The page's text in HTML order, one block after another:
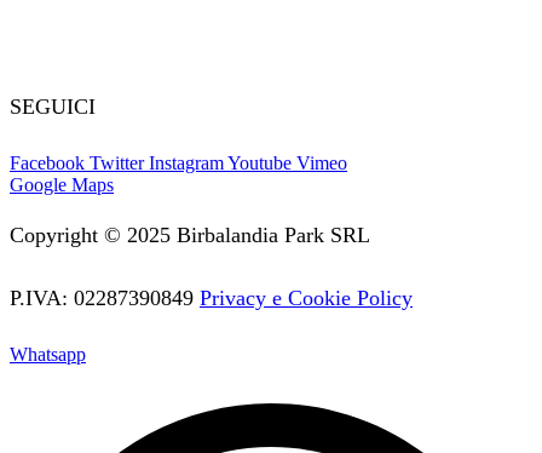
SEGUICI
Facebook Twitter InstagramYoutube Vimeo
Google Maps
Copyright © 2025 Birbalandia Park SRL
P.IVA: 02287390849 Privacy e Cookie Policy
Whatsapp